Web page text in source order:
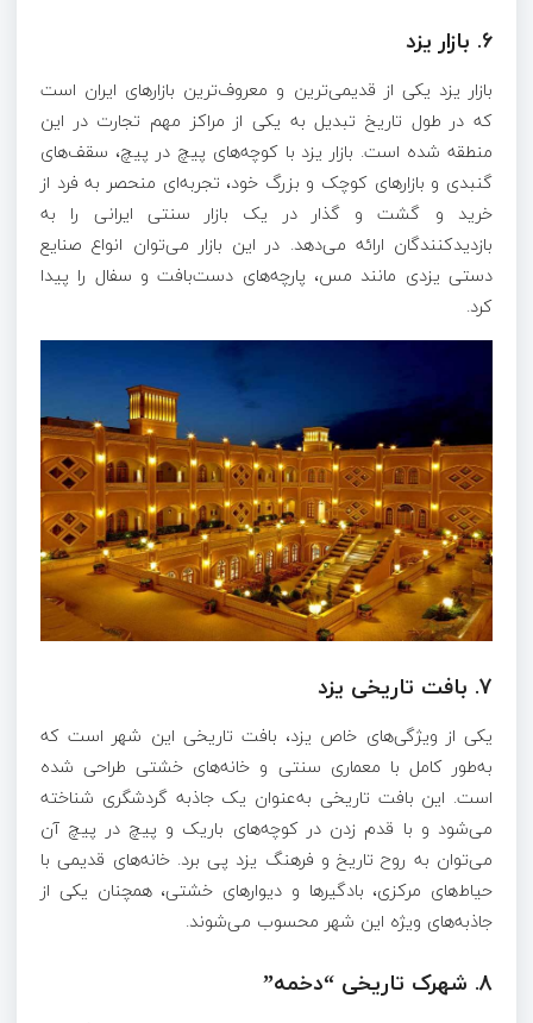
6. بازار یزد
بازار یزد یکی از قدیمی‌ترین و معروف‌ترین بازارهای ایران است
که در طول تاریخ تبدیل به یکی از مراکز مهم تجارت در این
منطقه شده است. بازار یزد با کوچه‌های پیچ در پیچ، سقف‌های
گنبدی و بازارهای کوچک و بزرگ خود، تجربه‌ای منحصر به فرد از
خرید و گشت و گذار در یک بازار سنتی ایرانی را به
بازدیدکنندگان ارائه می‌دهد. در این بازار می‌توان انواع صنایع
دستی یزدی مانند مس، پارچه‌های دست‌بافت و سفال را پیدا
کرد.
7. بافت تاریخی یزد
یکی از ویژگی‌های خاص یزد، بافت تاریخی این شهر است که
به‌طور کامل با معماری سنتی و خانه‌های خشتی طراحی شده
است. این بافت تاریخی به‌عنوان یک جاذبه گردشگری شناخته
می‌شود و با قدم زدن در کوچه‌های باریک و پیچ در پیچ آن
می‌توان به روح تاریخ و فرهنگ یزد پی برد. خانه‌های قدیمی با
حیاط‌های مرکزی، بادگیرها و دیوارهای خشتی، همچنان یکی از
جاذبه‌های ویژه این شهر محسوب می‌شوند.
8. شهرک تاریخی “دخمه”